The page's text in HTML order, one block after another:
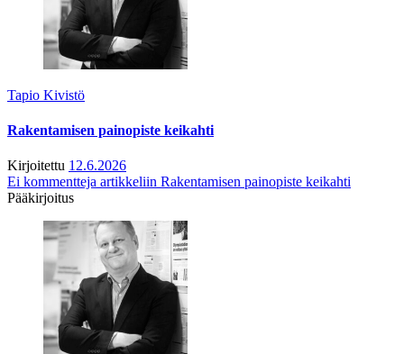
Tapio Kivistö
Rakentamisen painopiste keikahti
Kirjoitettu 12.6.2026
Ei kommentteja artikkeliin Rakentamisen painopiste keikahti
Pääkirjoitus